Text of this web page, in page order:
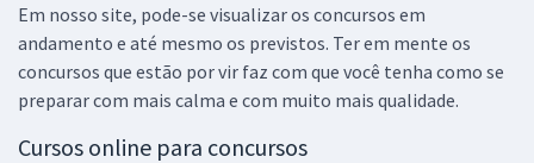
Em nosso site, pode-se visualizar os concursos em
andamento e até mesmo os previstos. Ter em mente os
concursos que estão por vir faz com que você tenha como se
preparar com mais calma e com muito mais qualidade.
Cursos online para concursos